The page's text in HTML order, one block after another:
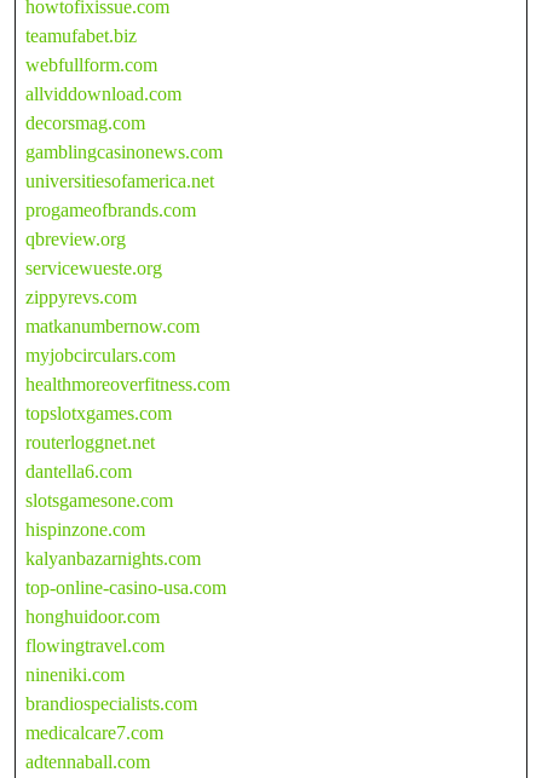
howtofixissue.com
teamufabet.biz
webfullform.com
allviddownload.com
decorsmag.com
gamblingcasinonews.com
universitiesofamerica.net
progameofbrands.com
qbreview.org
servicewueste.org
zippyrevs.com
matkanumbernow.com
myjobcirculars.com
healthmoreoverfitness.com
topslotxgames.com
routerloggnet.net
dantella6.com
slotsgamesone.com
hispinzone.com
kalyanbazarnights.com
top-online-casino-usa.com
honghuidoor.com
flowingtravel.com
nineniki.com
brandiospecialists.com
medicalcare7.com
adtennaball.com